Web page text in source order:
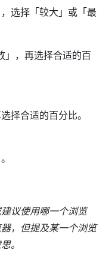
选择「较大」或「最
」，再选择合适的百
择合适的百分比。
议使用哪一个浏览
，但提及某一个浏览
。